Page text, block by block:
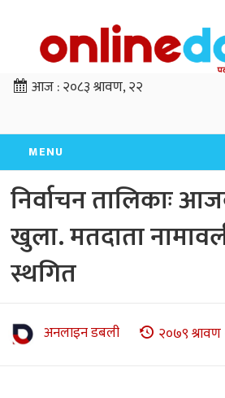
आज :२०८३ श्रावण, २२
MENU
निर्वाचन तालिकाः
खुला. मतदाता
स्थगित
अनलाइन डबली २०७९